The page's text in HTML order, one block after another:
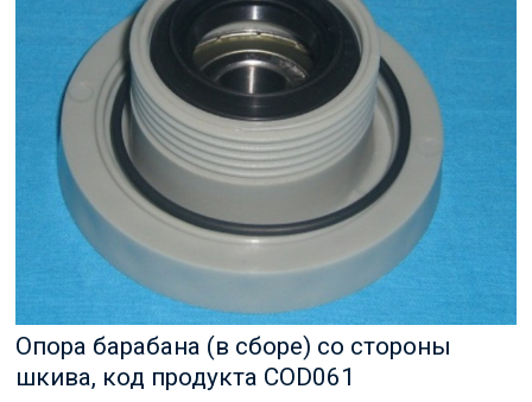
Опора барабана (в сборе) со стороны
шкива, код продукта COD061